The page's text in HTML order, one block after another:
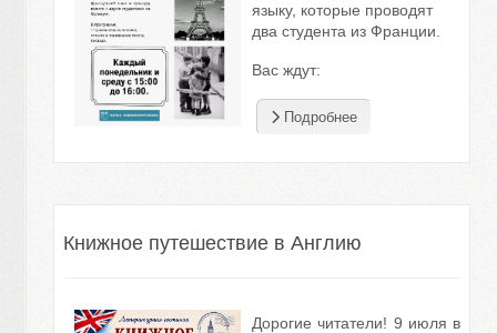
языку, которые проводят
два студента из Франции.
Вас ждут:
Подробнее
Книжное путешествие в Англию
Дорогие читатели! 9 июля в